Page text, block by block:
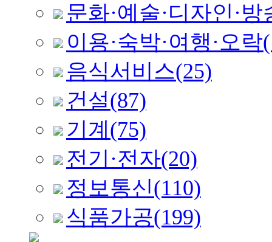
문화·예술·디자인·방
이용·숙박·여행·오락
음식서비스(25)
건설(87)
기계 (75)
전기·전자(20)
정보통신(110)
식품가공(199)